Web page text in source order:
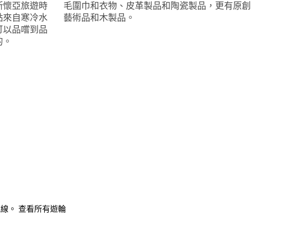
懷亞旅遊時
來自寒冷水
品嚐到品
毛圍巾和衣物、皮革製品和陶瓷製品，更有原創
藝術品和木製品。
。 查看所有遊輪